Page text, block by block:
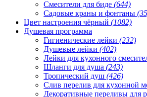
Смесители для биде (644)
Садовые краны и фонтаны
Цвет настроения чёрный (1082)
Душевая программа
Гигиенические лейки (232)
Душевые лейки (402)
Лейки для кухонного
Шланги для душа (243)
Тропический душ (426)
Слив перелив для кухонной
Декоративные переливы для